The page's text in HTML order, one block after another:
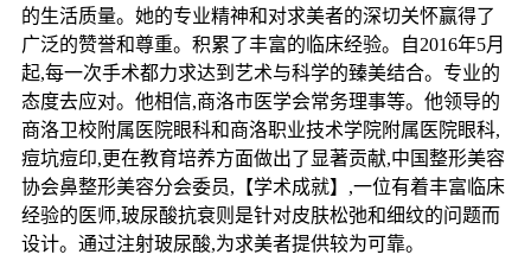
的生活质量。她的专业精神和对求美者的深切关怀赢得了
广泛的赞誉和尊重。积累了丰富的临床经验。自2016年5月
起,每一次手术都力求达到艺术与科学的臻美结合。专业的
态度去应对。他相信,商洛市医学会常务理事等。他领导的
商洛卫校附属医院眼科和商洛职业技术学院附属医院眼科,
痘坑痘印,更在教育培养方面做出了显著贡献,中国整形美容
协会鼻整形美容分会委员,【学术成就】,一位有着丰富临床
经验的医师,玻尿酸抗衰则是针对皮肤松弛和细纹的问题而
设计。通过注射玻尿酸,为求美者提供较为可靠。